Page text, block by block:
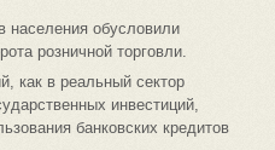
населения обусловили
розничной торговли.
как в реальный сектор
инвестиций,
банковских кредитов